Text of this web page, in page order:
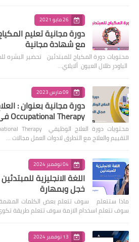
26 مايو 2021
مع شهادة مجانية
محتويات دورة المكياج للمبتدئين تحضير البشره
الباودر ظلال العيون ألايلاي…
09 مارس 2023
دورة مجانية بعنوان :
Occupational Therapy في مجال الأطفال
التقييم والعلاج مع التطرق لادوات العمل مجالات …
04 نوفمبر 2024
اللغة الانجليزية
خجل وبمهارة
ماذا ستتعلم سوف تتعلم بعض الكلمات المهمة
سوف تتعلم اسخدام الازمة سوف تتعلم طريقة
13 نوفمبر 2024